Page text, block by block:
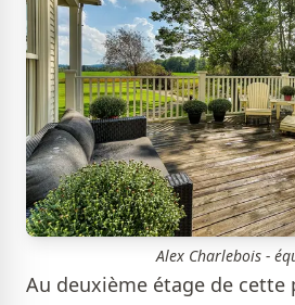
Alex Charlebois -
Au deuxième étage de cette